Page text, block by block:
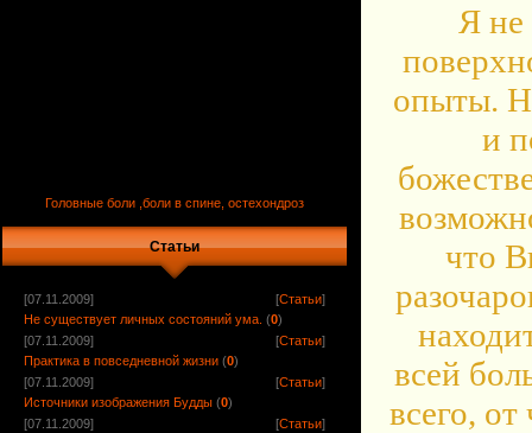
Головные боли ,боли в спине, остехондроз
Статьи
[07.11.2009] [Статьи]
Не существует личных состояний ума. (0)
[07.11.2009]
[Статьи]
Практика в повседневной жизни (0)
[07.11.2009]
[Статьи]
Источники изображения Будды (0)
[07.11.2009]
[Статьи]
Я не
опыты.
и
что
всей
всего,